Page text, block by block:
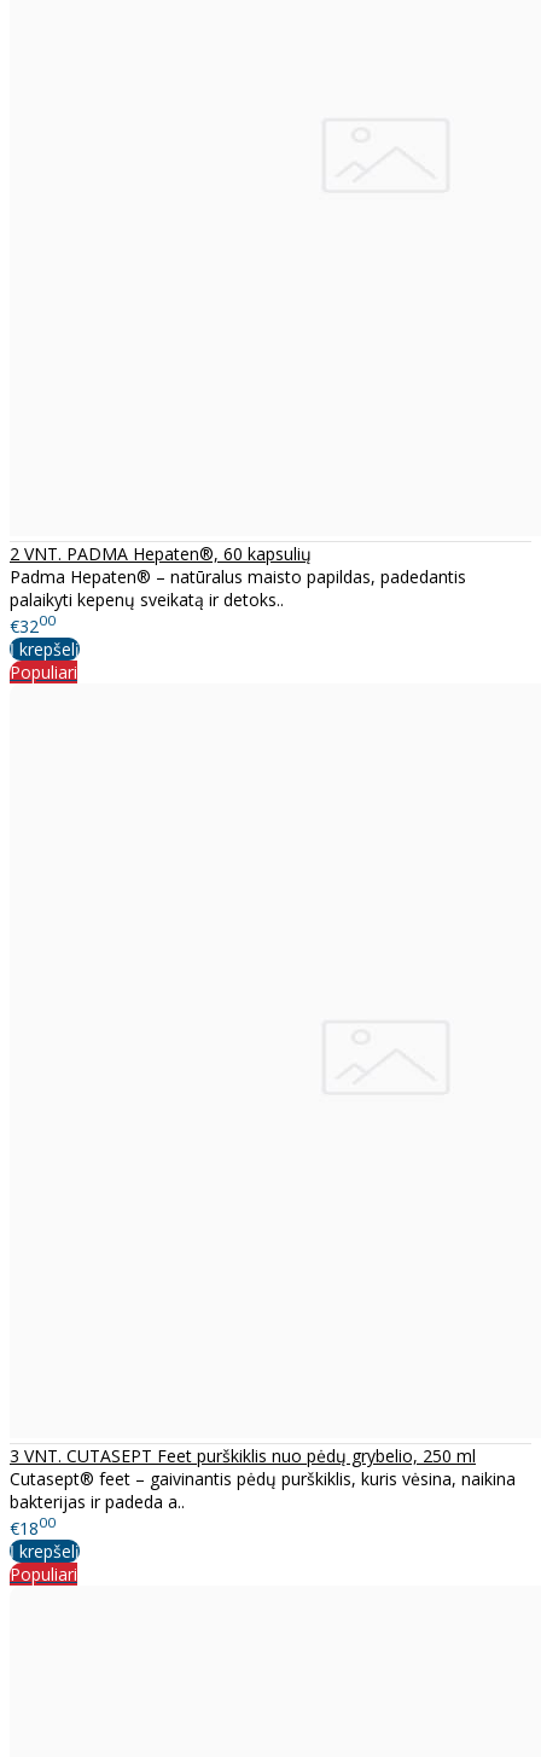
2 VNT. PADMA Hepaten®, 60 kapsulių
Padma Hepaten® – natūralus maisto papildas, padedantis
palaikyti kepenų sveikatą ir detoks..
€3200
Į krepšelį
Populiari
3 VNT. CUTASEPT Feet purškiklis nuo pėdų grybelio, 250 ml
Cutasept® feet – gaivinantis pėdų purškiklis, kuris vėsina, naikina
bakterijas ir padeda a..
€1800
Į krepšelį
Populiari